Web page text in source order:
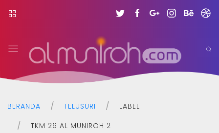
YPPP
Al
Muniroh
BERANDA TELUSURI
LABEL
TKM 26 AL MUNIROH 2